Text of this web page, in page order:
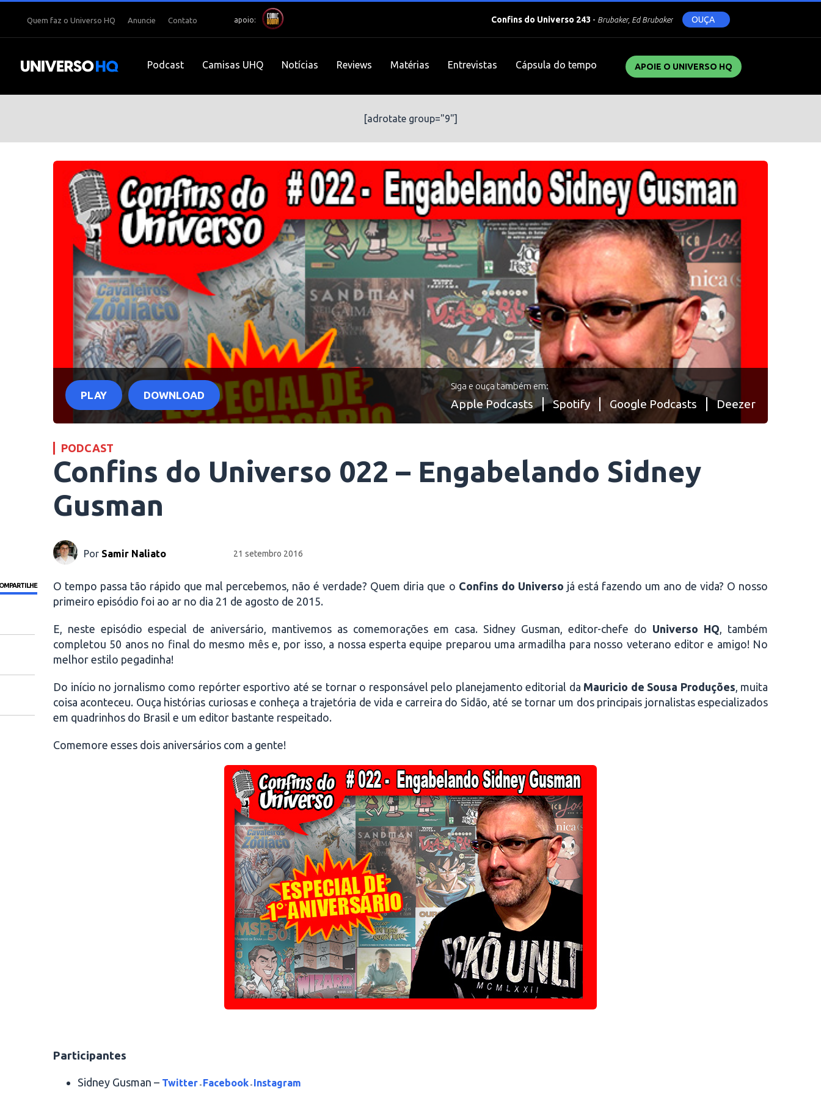
Quem faz o Universo HQ Anuncie Contato apoio: Confins do Universo 243 - Brubaker, Ed Brubaker OUÇA
Podcast Camisas UHQ Notícias Reviews Matérias Entrevistas Cápsula do tempo APOIE O UNIVERSO HQ
[adrotate group="9"]
PLAY DOWNLOAD
Siga e ouça também em:
Apple Podcasts Spotify Google Podcasts Deezer
PODCAST
Confins do Universo 022 – Engabelando Sidney
Gusman
Por Samir Naliato 21 setembro 2016
O tempo passa tão rápido que mal percebemos, não é verdade? Quem diria que o Confins do Universo já está fazendo um ano de vida? O nosso
primeiro episódio foi ao ar no dia 21 de agosto de 2015.
E, neste episódio especial de aniversário, mantivemos as comemorações em casa. Sidney Gusman, editor-chefe do Universo HQ, também
completou 50 anos no final do mesmo mês e, por isso, a nossa esperta equipe preparou uma armadilha para nosso veterano editor e amigo! No
melhor estilo pegadinha!
Do início no jornalismo como repórter esportivo até se tornar o responsável pelo planejamento editorial da Mauricio de Sousa Produções, muita
coisa aconteceu. Ouça histórias curiosas e conheça a trajetória de vida e carreira do Sidão, até se tornar um dos principais jornalistas especializados
em quadrinhos do Brasil e um editor bastante respeitado.
Comemore esses dois aniversários com a gente!
Participantes
Sidney Gusman – Twitter - Facebook - Instagram